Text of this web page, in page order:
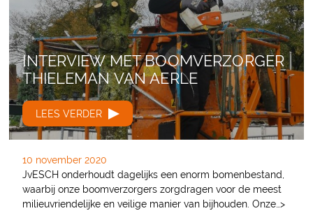
INTERVIEW MET BOOMVERZORGER
THIELEMAN VAN AERLE
LEES VERDER
10 november 2020
JvESCH onderhoudt dagelijks een enorm bomenbestand,
waarbij onze boomverzorgers zorgdragen voor de meest
milieuvriendelijke en veilige manier van bijhouden. Onze…>